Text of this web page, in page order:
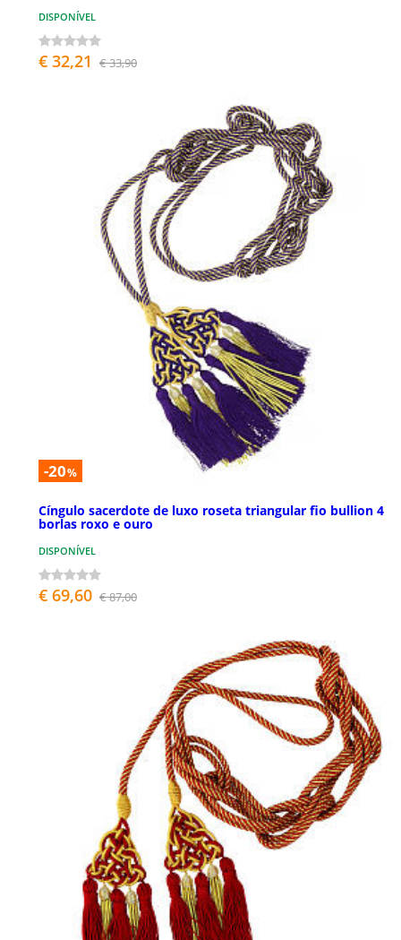
DISPONÍVEL
€ 32,21 € 33,90
-20%
Cíngulo sacerdote de luxo roseta triangular fio bullion 4
borlas roxo e ouro
DISPONÍVEL
€ 69,60 € 87,00